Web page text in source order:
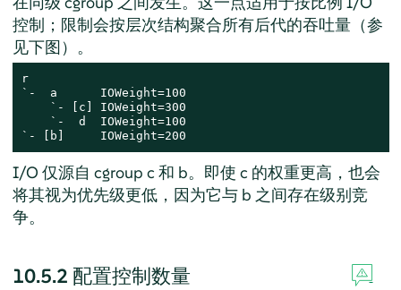
控制；限制会按层次结构聚合所有后代的吞吐量（参
见下图）。
r
`-  a      IOWeight=100
    `- [c] IOWeight=300
    `-  d  IOWeight=100
`- [b]     IOWeight=200
I/O 仅源自 cgroup c 和 b。即使 c 的权重更高，也会
将其视为优先级更低，因为它与 b 之间存在级别竞
争。
10.5.2 配置控制数量